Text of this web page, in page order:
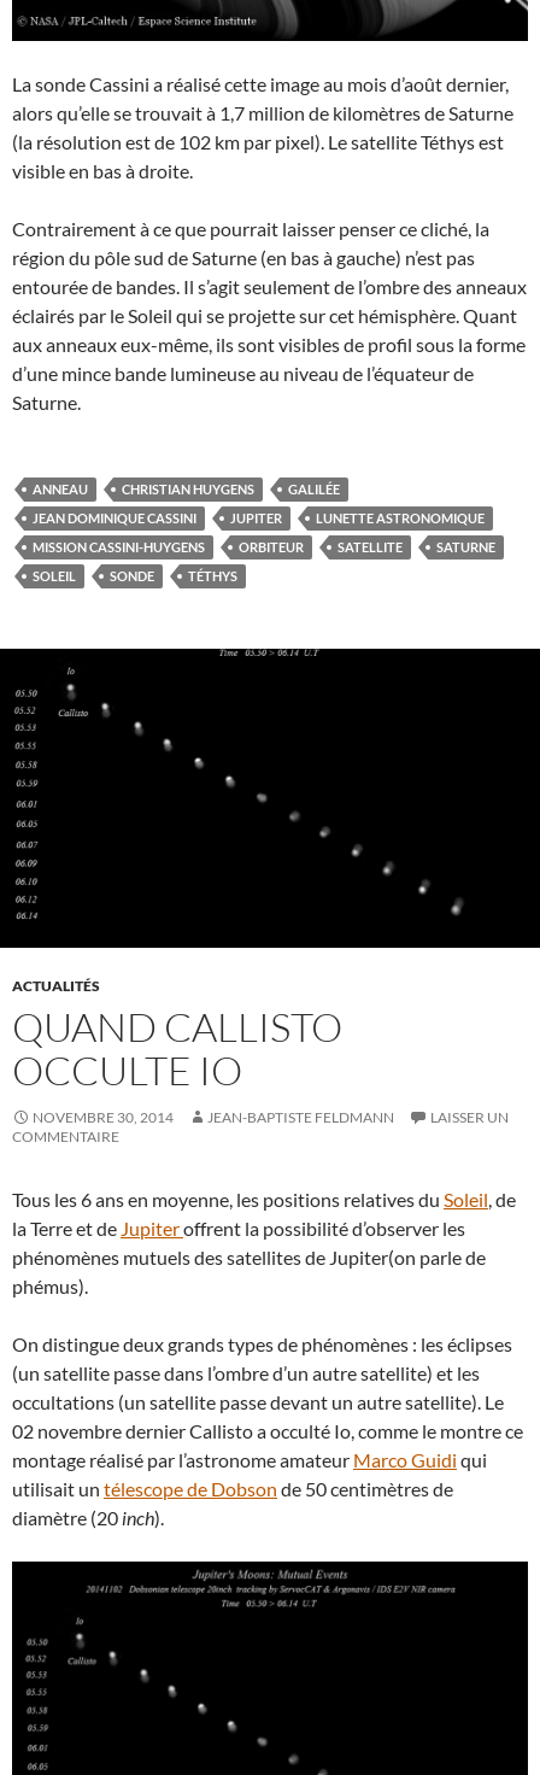
La sonde Cassini a réalisé cette image au mois d’août dernier,
alors qu’elle se trouvait à 1,7 million de kilomètres de Saturne
(la résolution est de 102 km par pixel). Le satellite Téthys est
visible en bas à droite.
Contrairement à ce que pourrait laisser penser ce cliché, la
région du pôle sud de Saturne (en bas à gauche) n’est pas
entourée de bandes. Il s’agit seulement de l’ombre des anneaux
éclairés par le Soleil qui se projette sur cet hémisphère. Quant
aux anneaux eux-même, ils sont visibles de profil sous la forme
d’une mince bande lumineuse au niveau de l’équateur de
Saturne.
ANNEAU CHRISTIAN HUYGENS
GALILÉE
JEAN DOMINIQUE CASSINI
JUPITER
LUNETTE ASTRONOMIQUE
MISSION CASSINI-HUYGENS
ORBITEUR SATELLITE
SATURNE
SOLEIL
SONDE TÉTHYS
ACTUALITÉS
QUAND CALLISTO
OCCULTE IO
NOVEMBRE 30, 2014 JEAN-BAPTISTE FELDMANN
LAISSER UN
COMMENTAIRE
Tous les 6 ans en moyenne, les positions relatives du Soleil, de
la Terre et de Jupiteroffrent la possibilité d’observer les
phénomènes mutuels des satellites de Jupiter(on parle de
phémus).
On distingue deux grands types de phénomènes : les éclipses
(un satellite passe dans l’ombre d’un autre satellite) et les
occultations (un satellite passe devant un autre satellite). Le
02 novembre dernier Callisto a occulté Io, comme le montre ce
montage réalisé par l’astronome amateur Marco Guidi qui
utilisait un télescope de Dobson de 50 centimètres de
diamètre (20 inch).